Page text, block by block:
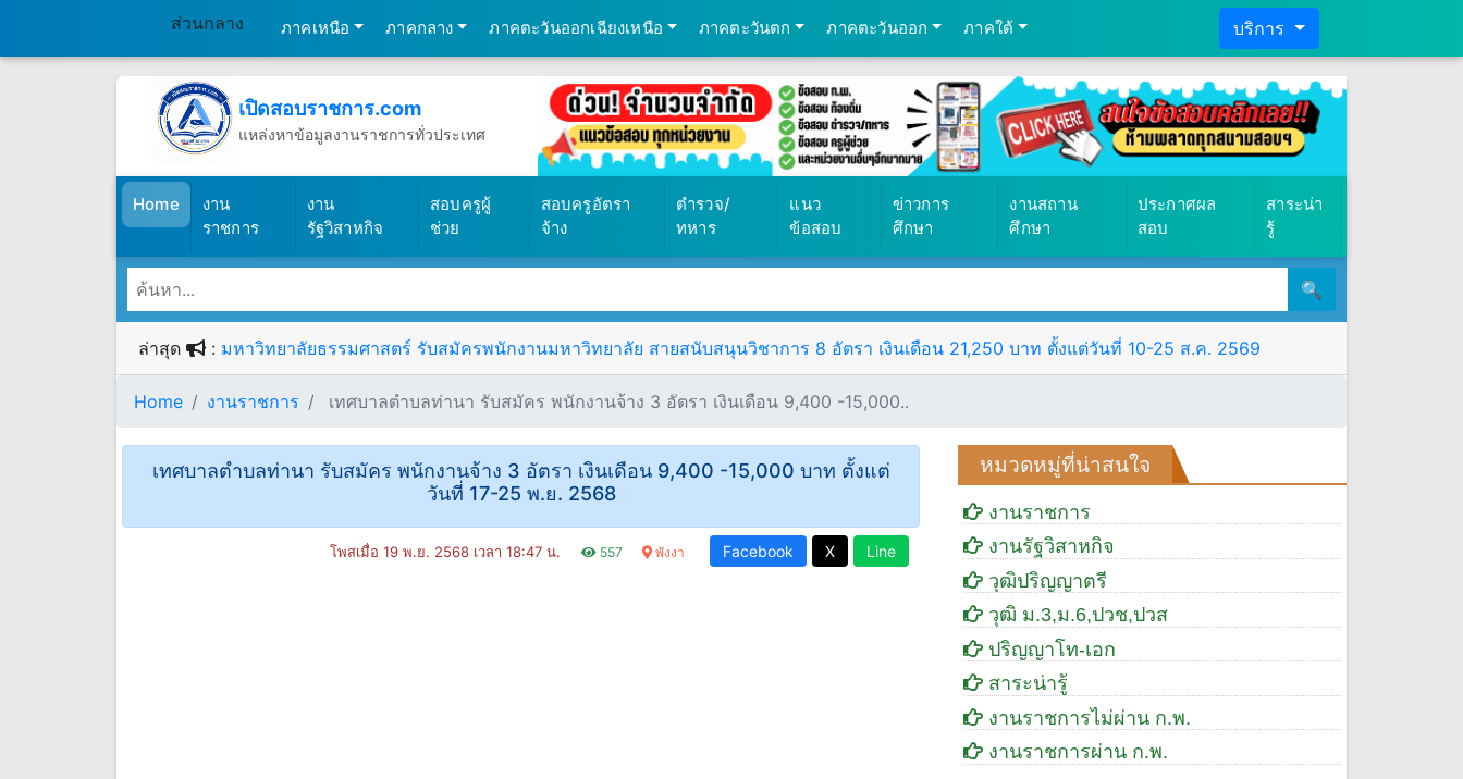
ส่วนกลาง ภาคเหนือ ภาคกลาง ภาคตะวันออกเฉียงเหนือ ภาคตะวันตก ภาคตะวันออก ภาคใต้ บริการ
เปิดสอบราชการ.com
แหล่งหาข้อมูลงานราชการทั่วประเทศ
Home(เปิดสอบราชการ)
งาน
ราชการ
งาน
รัฐวิสาหกิจ
สอบครูผู้
ช่วย
สอบครูอัตรา
จ้าง
ตำรวจ/
ทหาร
แนว
ข้อสอบ
ข่าวการ
ศึกษา
งานสถาน
ศึกษา
ประกาศผล
สอบ
สาระน่า
รู้
🔍
ล่าสุด : มหาวิทยาลัยธรรมศาสตร์ รับสมัครพนักงานมหาวิทยาลัย สายสนับสนุนวิชาการ 8 อัตรา เงินเดือน 21,250 บาท ตั้งแต่วันที่ 10-25 ส.ค. 2569
Home งานราชการ เทศบาลตําบลท่านา รับสมัคร พนักงานจ้าง 3 อัตรา เงินเดือน 9,400 -15,000..
เทศบาลตําบลท่านา รับสมัคร พนักงานจ้าง 3 อัตรา เงินเดือน 9,400 -15,000 บาท ตั้งแต่
วันที่ 17-25 พ.ย. 2568
โพสเมื่อ 19 พ.ย. 2568 เวลา 18:47 น. 557 พังงา Facebook X Line
หมวดหมู่ที่น่าสนใจ
งานราชการ
งานรัฐวิสาหกิจ
วุฒิปริญญาตรี
วุฒิ ม.3,ม.6,ปวช,ปวส
ปริญญาโท-เอก
สาระน่ารู้
งานราชการไม่ผ่าน ก.พ.
งานราชการผ่าน ก.พ.